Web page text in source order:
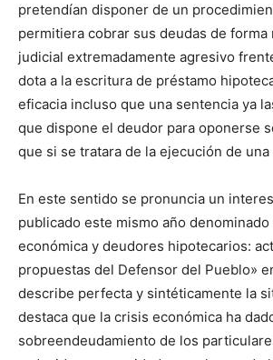
pretendían disponer de un
permitiera cobrar sus deudas de forma
judicial extremadamente agresivo
dota a la escritura de préstamo
eficacia incluso que una sentencia ya
que dispone el deudor para oponerse
que si se tratara de la ejecución de
En este sentido se pronuncia un
publicado este mismo año denominado
económica y deudores hipotecarios:
propuestas del Defensor del Pueblo»
describe perfecta y sintéticamente la
destaca que la crisis económica ha
sobreendeudamiento de los